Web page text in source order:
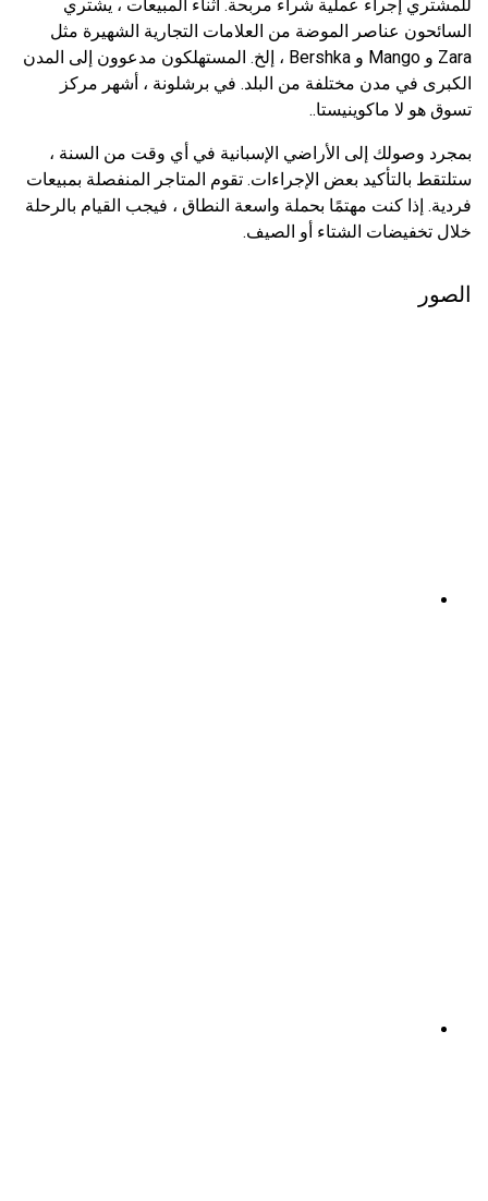
للمشتري إجراء عملية شراء مربحة. أثناء المبيعات ، يشتري
السائحون عناصر الموضة من العلامات التجارية الشهيرة مثل
Zara و Mango و Bershka ، إلخ. المستهلكون مدعوون إلى المدن
الكبرى في مدن مختلفة من البلد. في برشلونة ، أشهر مركز
تسوق هو لا ماكوينيستا..
بمجرد وصولك إلى الأراضي الإسبانية في أي وقت من السنة ،
ستلتقط بالتأكيد بعض الإجراءات. تقوم المتاجر المنفصلة بمبيعات
فردية. إذا كنت مهتمًا بحملة واسعة النطاق ، فيجب القيام بالرحلة
خلال تخفيضات الشتاء أو الصيف.
الصور